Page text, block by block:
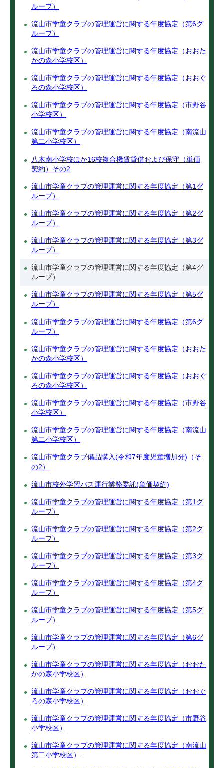
ループ）
流山市学童クラブの管理運営に関する年度協定（第6グ
ループ）
流山市学童クラブの管理運営に関する年度協定（おおた
かの森小学校区）
流山市学童クラブの管理運営に関する年度協定（おおぐ
ろの森小学校区）
流山市学童クラブの管理運営に関する年度協定（市野谷
小学校区）
流山市学童クラブの管理運営に関する年度協定（南流山
第二小学校区）
八木南小学校ほか16校複合機賃貸借および保守（単価
契約）その2
流山市学童クラブの管理運営に関する年度協定（第1グ
ループ）
流山市学童クラブの管理運営に関する年度協定（第2グ
ループ）
流山市学童クラブの管理運営に関する年度協定（第3グ
ループ）
流山市学童クラブの管理運営に関する年度協定（第4グ
ループ）
流山市学童クラブの管理運営に関する年度協定（第5グ
ループ）
流山市学童クラブの管理運営に関する年度協定（第6グ
ループ）
流山市学童クラブの管理運営に関する年度協定（おおた
かの森小学校区）
流山市学童クラブの管理運営に関する年度協定（おおぐ
ろの森小学校区）
流山市学童クラブの管理運営に関する年度協定（市野谷
小学校区）
流山市学童クラブの管理運営に関する年度協定（南流山
第二小学校区）
流山市学童クラブ備品購入(令和7年度児童増加分)（そ
の2）
流山市校外学習バス運行業務委託(単価契約)
流山市学童クラブの管理運営に関する年度協定（第1グ
ループ）
流山市学童クラブの管理運営に関する年度協定（第2グ
ループ）
流山市学童クラブの管理運営に関する年度協定（第3グ
ループ）
流山市学童クラブの管理運営に関する年度協定（第4グ
ループ）
流山市学童クラブの管理運営に関する年度協定（第5グ
ループ）
流山市学童クラブの管理運営に関する年度協定（第6グ
ループ）
流山市学童クラブの管理運営に関する年度協定（おおた
かの森小学校区）
流山市学童クラブの管理運営に関する年度協定（おおぐ
ろの森小学校区）
流山市学童クラブの管理運営に関する年度協定（市野谷
小学校区）
流山市学童クラブの管理運営に関する年度協定（南流山
第二小学校区）